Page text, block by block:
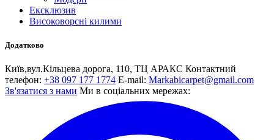
Ексклюзив
Високоворсні килими
Додатково
Київ,вул.Кiльцева дорога, 110, ТЦ АРАКС Контактний
телефон: +38 097 177 1774 E-mail: Markabicarpet@gmail.com
Зв'язатися з нами Ми в соціальних мережах: